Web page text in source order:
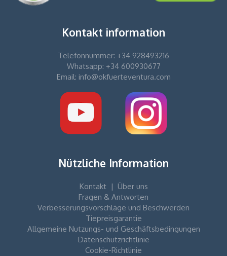
Kontakt information
Telefonnummer: +34 928493216
Whatsapp: +34 600930677
Email: info@okfuerteventura.com
Nützliche Information
Kontakt | Über uns
Fragen & Antworten
Verbesserungsvorschläge und Beschwerden
Tiepreisgarantie
Allgemeine Nutzungs- und Geschäftsbedingungen
Datenschutzrichtlinie
Cookie-Richtlinie